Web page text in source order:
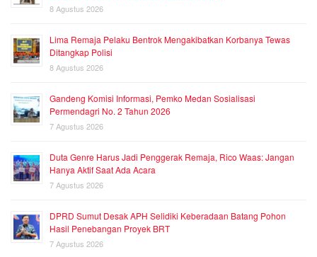
8 Agustus 2026
Lima Remaja Pelaku Bentrok Mengakibatkan Korbanya Tewas
Ditangkap Polisi
8 Agustus 2026
Gandeng Komisi Informasi, Pemko Medan Sosialisasi
Permendagri No. 2 Tahun 2026
7 Agustus 2026
Duta Genre Harus Jadi Penggerak Remaja, Rico Waas: Jangan
Hanya Aktif Saat Ada Acara
7 Agustus 2026
DPRD Sumut Desak APH Selidiki Keberadaan Batang Pohon
Hasil Penebangan Proyek BRT
7 Agustus 2026